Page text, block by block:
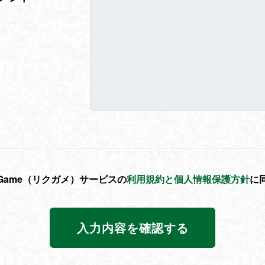
（リクガメ）サービスの利用規約と個人情報保護方針に